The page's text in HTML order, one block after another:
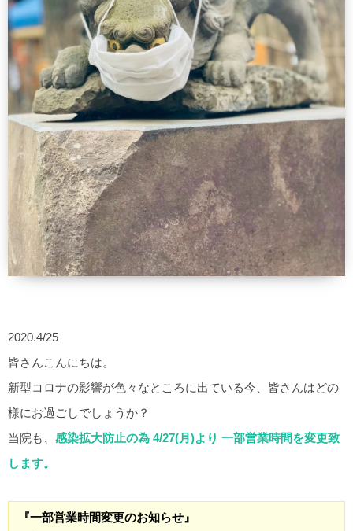
2020.4/25
皆さんこんにちは。
新型コロナの影響が色々なところに出ている今、皆さんはどの
様にお過ごしでしょうか？
当院も、 感染拡大防止の為 4/27(月)より 一部営業時間を変更致
します。
『一部営業時間変更のお知らせ』